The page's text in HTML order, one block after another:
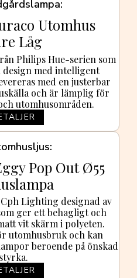
Utomhus
Låg
Philips Hue-serien som
med intelligent
med en justerbar
och är lämplig för
utomhusområden.
Pop Out Ø55
Lighting designad av
ger ett behagligt och
vit skärm i polyeten.
utomhusbruk och kan
beroende på önskad